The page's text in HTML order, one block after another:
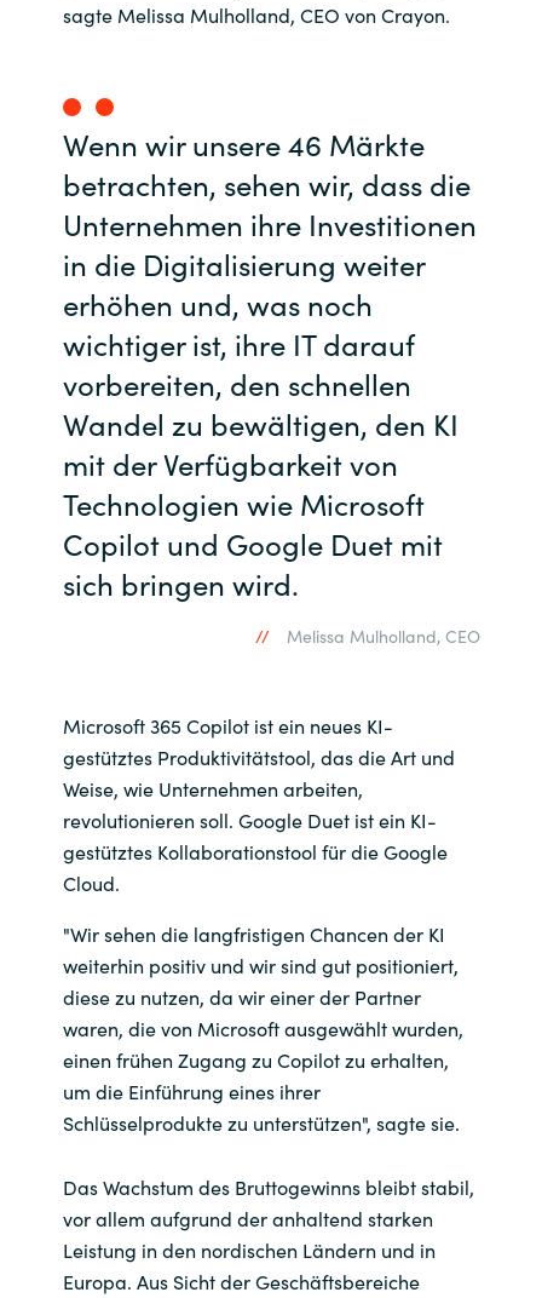
Lithuania
Middle East
Netherlands
Norway
Oman
Philippines
Poland
Portugal
Qatar
Romania
Slovenia
Singapore
Sri Lanka
Sweden
Switzerland
Ukraine
United Kingdom
United States
sagte Melissa Mulholland, CEO von Crayon.
Wenn wir unsere 46 Märkte
betrachten, sehen wir, dass die
Unternehmen ihre Investitionen
in die Digitalisierung weiter
erhöhen und, was noch
wichtiger ist, ihre IT darauf
vorbereiten, den schnellen
Wandel zu bewältigen, den KI
mit der Verfügbarkeit von
Technologien wie Microsoft
Copilot und Google Duet mit
sich bringen wird.
Melissa Mulholland, CEO
Microsoft 365 Copilot ist ein neues KI-
gestütztes Produktivitätstool, das die Art und
Weise, wie Unternehmen arbeiten,
revolutionieren soll. Google Duet ist ein KI-
gestütztes Kollaborationstool für die Google
Cloud.
"Wir sehen die langfristigen Chancen der KI
weiterhin positiv und wir sind gut positioniert,
diese zu nutzen, da wir einer der Partner
waren, die von Microsoft ausgewählt wurden,
einen frühen Zugang zu Copilot zu erhalten,
um die Einführung eines ihrer
Schlüsselprodukte zu unterstützen", sagte sie.
Das Wachstum des Bruttogewinns bleibt stabil,
vor allem aufgrund der anhaltend starken
Leistung in den nordischen Ländern und in
Europa. Aus Sicht der Geschäftsbereiche